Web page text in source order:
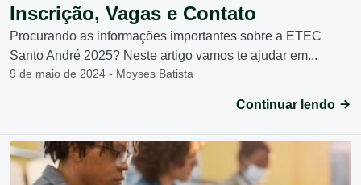
Inscrição, Vagas e Contato
Procurando as informações importantes sobre a ETEC
Santo André 2025? Neste artigo vamos te ajudar em...
9 de maio de 2024 - Moyses Batista
Continuar lendo